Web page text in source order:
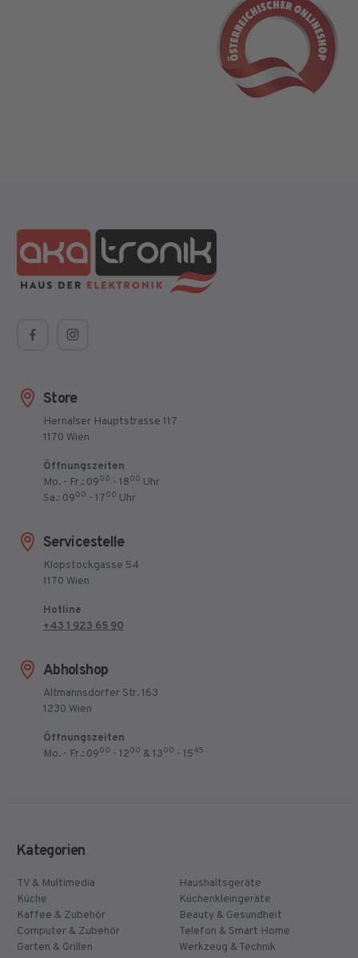
Store
Hernalser Hauptstrasse 117
1170 Wien
Öffnungszeiten
Mo. - Fr.: 0900 - 1800 Uhr
Sa.: 0900 - 1700 Uhr
Servicestelle
Klopstockgasse 54
1170 Wien
Hotline
+43 1 923 65 90
Abholshop
Altmannsdorfer Str. 163
1230 Wien
Öffnungszeiten
Mo. - Fr.: 0900 - 1200 & 1300 - 1545
Kategorien
TV & Multimedia
Haushaltsgeräte
Küche
Küchenkleingeräte
Kaffee & Zubehör
Beauty & Gesundheit
Computer & Zubehör
Telefon & Smart Home
Garten & Grillen
Werkzeug & Technik